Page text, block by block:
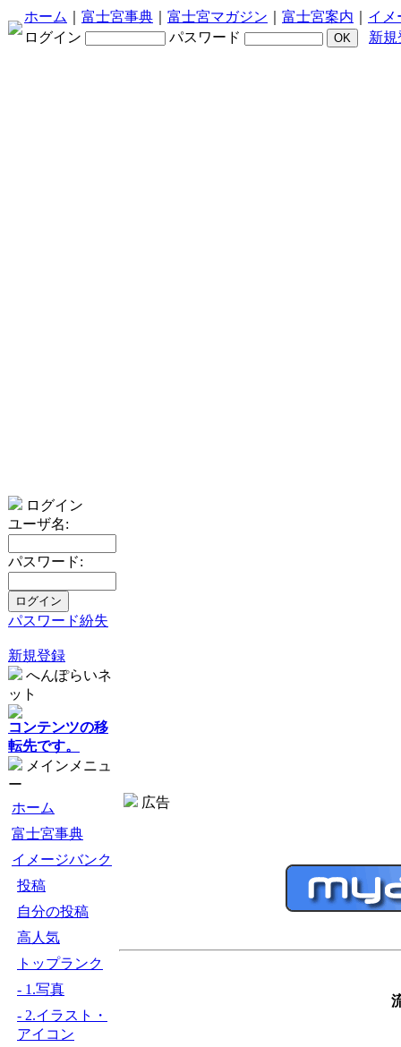
ホーム 富士宮事典 富士宮マガジン 富士宮案内
イメ
ログイン
パスワード 新規
ログイン
ユーザ名:
パスワード:
パスワード紛失
新規登録
へんぽらいネ
ット
コンテンツの移
転先です。
メインメニュ
ー
ホーム
富士宮事典
イメージバンク
投稿
自分の投稿
高人気
トップランク
- 1.写真
- 2.イラスト・
アイコン
広告